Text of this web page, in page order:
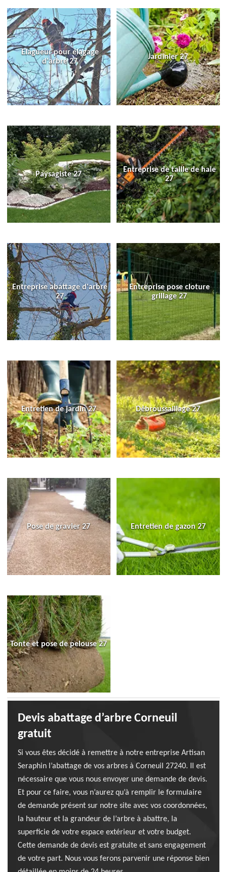
Elagueur pour élagage
d'arbre 27
Jardinier 27
Paysagiste 27
Entreprise de taille de haie
27
Entreprise abattage d'arbre
27
Entreprise pose cloture
grillage 27
Entretien de jardin 27 Débroussaillage 27
Pose de gravier 27 Entretien de gazon 27
Tonte et pose de pelouse 27
Devis abattage d’arbre Corneuil
gratuit
Si vous êtes décidé à remettre à notre entreprise Artisan
Seraphin l’abattage de vos arbres à Corneuil 27240. Il est
nécessaire que vous nous envoyer une demande de devis.
Et pour ce faire, vous n’aurez qu’à remplir le formulaire
de demande présent sur notre site avec vos coordonnées,
la hauteur et la grandeur de l’arbre à abattre, la
superficie de votre espace extérieur et votre budget.
Cette demande de devis est gratuite et sans engagement
de votre part. Nous vous ferons parvenir une réponse bien